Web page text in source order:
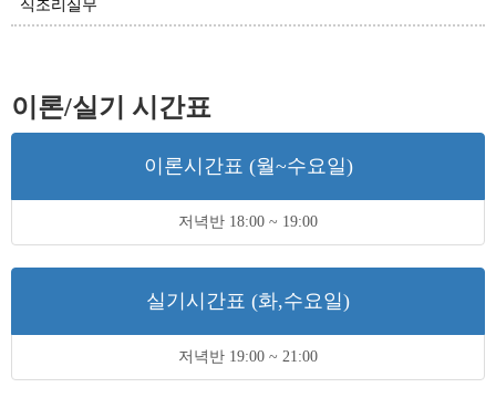
식조리실무
이론/실기 시간표
이론시간표 (월~수요일)
저녁반 18:00 ~ 19:00
실기시간표 (화,수요일)
저녁반 19:00 ~ 21:00